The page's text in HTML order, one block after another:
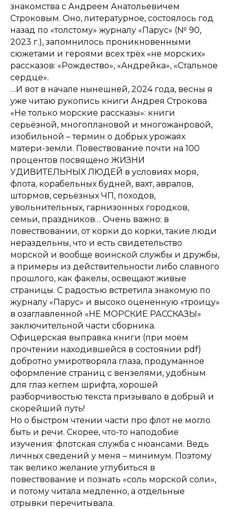
знакомства с Андреем Анатольевичем
Строковым. Оно, литературное, состоялось год
назад по «толстому» журналу «Парус» (№ 90,
2023 г.), запомнилось проникновенными
сюжетами и героями всех трёх «не морских»
рассказов: «Рождество», «Андрейка», «Стальное
сердце».
…И вот в начале нынешней, 2024 года, весны я
уже читаю рукопись книги Андрея Строкова
«Не только морские рассказы»: книги
серьёзной, многоплановой и многожанровой,
изобильной – термин о добрых урожаях
матери-земли. Повествование почти на 100
процентов посвящено ЖИЗНИ
УДИВИТЕЛЬНЫХ ЛЮДЕЙ в условиях моря,
флота, корабельных будней, вахт, авралов,
штормов, серьёзных ЧП, походов,
увольнительных, гарнизонных городков,
семьи, праздников… Очень важно: в
повествовании, от корки до корки, такие люди
нераздельны, что и есть свидетельство
морской и вообще воинской службы и дружбы,
а примеры из действительности либо славного
прошлого, как факелы, освещают живые
страницы. С радостью встретила знакомую по
журналу «Парус» и высоко оцененную «троицу»
в озаглавленной «НЕ МОРСКИЕ РАССКАЗЫ»
заключительной части сборника.
Офицерская выправка книги (при моём
прочтении находившейся в состоянии pdf)
добротно умиротворяла глаза, продуманное
оформление страниц с вензелями, удобным
для глаз кеглем шрифта, хорошей
разборчивостью текста призывало в добрый и
скорейший путь!
Но о быстром чтении части про флот не могло
быть и речи. Скорее, что-то наподобие
изучения: флотская служба с нюансами. Ведь
личных сведений у меня – минимум. Поэтому
так велико желание углубиться в
повествование и познать «соль морской соли»,
и потому читала медленно, а отдельные
отрывки перечитывала.